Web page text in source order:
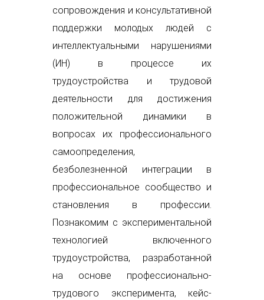
сопровождения и консультативной
поддержки молодых людей с
интеллектуальными нарушениями
(ИН) в процессе их
трудоустройства и трудовой
деятельности для достижения
положительной динамики в
вопросах их профессионального
самоопределения,
безболезненной интеграции в
профессиональное сообщество и
становления в профессии.
Познакомим с экспериментальной
технологией включенного
трудоустройства, разработанной
на основе профессионально-
трудового эксперимента, кейс-